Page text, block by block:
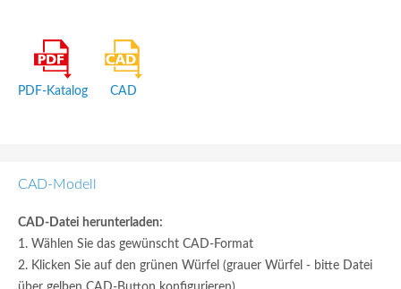
PDF-Katalog CAD
CAD-Modell
CAD-Datei herunterladen:
1. Wählen Sie das gewünscht CAD-Format
2. Klicken Sie auf den grünen Würfel (grauer Würfel - bitte Datei